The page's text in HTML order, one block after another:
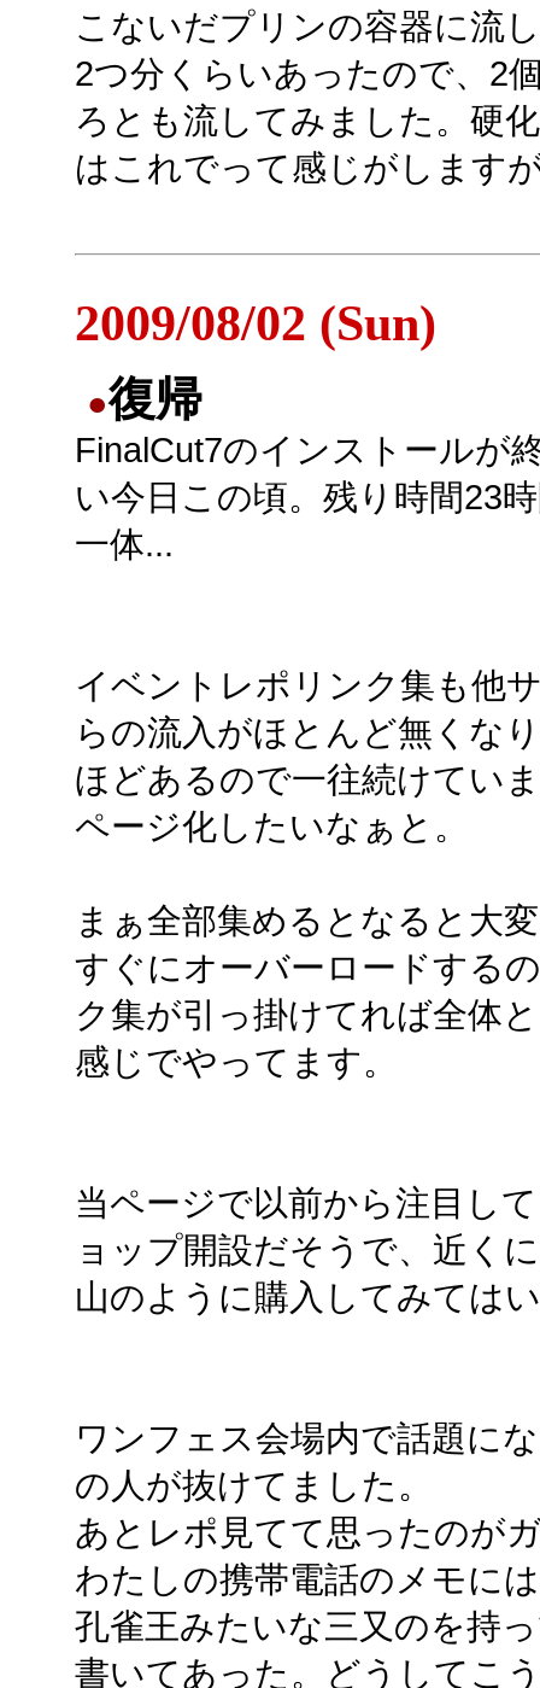
こないだプリンの容器に流
2つ分くらいあったので、2
ろとも流してみました。硬
はこれでって感じがします
2009/08/02 (Sun)
●復帰
FinalCut7のインストールが
い今日この頃。残り時間23
一体...
イベントレポリンク集も他
らの流入がほとんど無くな
ほどあるので一往続けてい
ページ化したいなぁと。
まぁ全部集めるとなると大
すぐにオーバーロードする
ク集が引っ掛けてれば全体
感じでやってます。
当ページで以前から注目し
ョップ開設だそうで、近く
山のように購入してみては
ワンフェス会場内で話題に
の人が抜けてました。
あとレポ見てて思ったのが
わたしの携帯電話のメモに
孔雀王みたいな三又のを持
書いてあった。どうしてこ